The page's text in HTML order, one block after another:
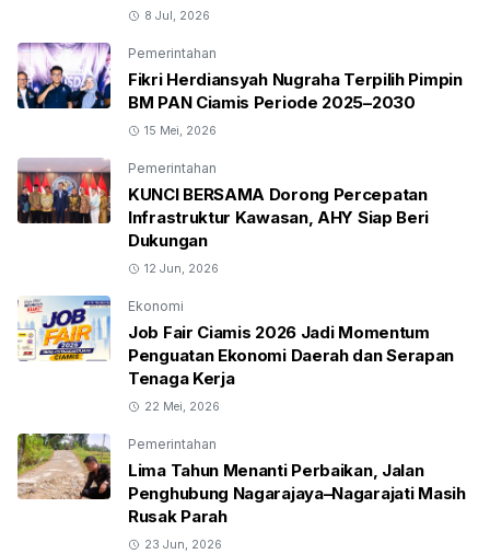
8 Jul, 2026
Pemerintahan
Fikri Herdiansyah Nugraha Terpilih Pimpin
BM PAN Ciamis Periode 2025–2030
15 Mei, 2026
Pemerintahan
KUNCI BERSAMA Dorong Percepatan
Infrastruktur Kawasan, AHY Siap Beri
Dukungan
12 Jun, 2026
Ekonomi
Job Fair Ciamis 2026 Jadi Momentum
Penguatan Ekonomi Daerah dan Serapan
Tenaga Kerja
22 Mei, 2026
Pemerintahan
Lima Tahun Menanti Perbaikan, Jalan
Penghubung Nagarajaya–Nagarajati Masih
Rusak Parah
23 Jun, 2026